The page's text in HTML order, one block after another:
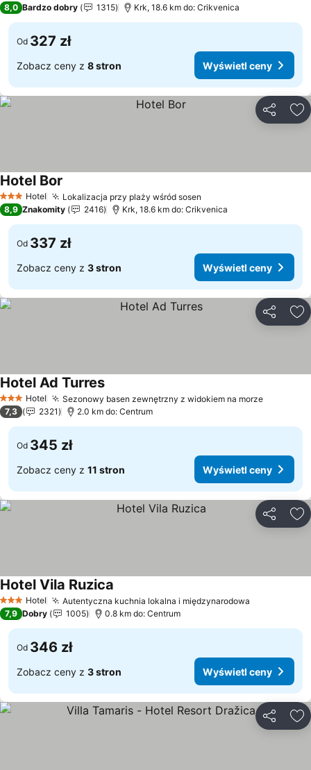
8,0 Bardzo dobry 1315 Krk, 18.6 km do: Crikvenica
Od 327 zł
Zobacz ceny z 8 stron Wyświetl ceny
3 Kategoria
Hotel Lokalizacja przy plaży wśród sosen
Hotel Bor
8,9 Znakomity 2416 Krk, 18.6 km do: Crikvenica
Od 337 zł
Zobacz ceny z 3 stron Wyświetl ceny
3 Kategoria
Hotel Sezonowy basen zewnętrzny z widokiem na morze
Hotel Ad TurresWyświetl ceny
7,3 2321 2.0 km do: Centrum
Od 345 zł
Zobacz ceny z 11 stron Wyświetl ceny
3 Kategoria
Hotel Autentyczna kuchnia lokalna i międzynarodowa
Hotel Vila Ruzica
7,9 Dobry 1005 0.8 km do: Centrum
Od 346 zł
Zobacz ceny z 3 stron Wyświetl ceny